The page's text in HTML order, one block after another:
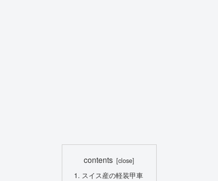
contents
スイス産の軽装甲車